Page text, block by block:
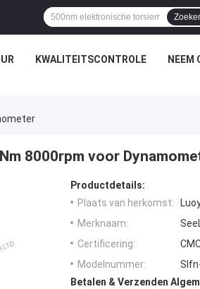
KWALITEITSCONTROLE NEEM
8000rpm voor
Productdetails:
Plaats van herkomst:
Merknaam:
Certificering:
Modelnummer:
Betalen & Verzenden